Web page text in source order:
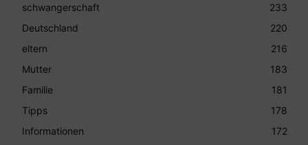
schwangerschaft
233
Deutschland
220
eltern
216
Mutter
183
Familie
181
Tipps
178
Informationen
172